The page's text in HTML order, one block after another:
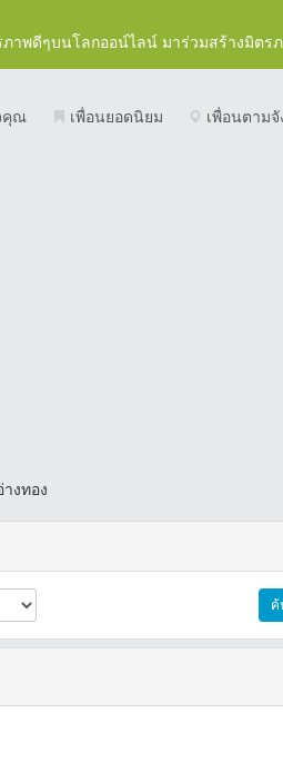
าพดีๆบนโลกออน์ไลน์ มาร่วมสร้างมิตรภ
คุณ เพื่อนยอดนิยม เพื่อนตามจั
งทอง
ค้